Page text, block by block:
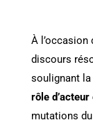
À
discours
soulignant
rôle
mutations